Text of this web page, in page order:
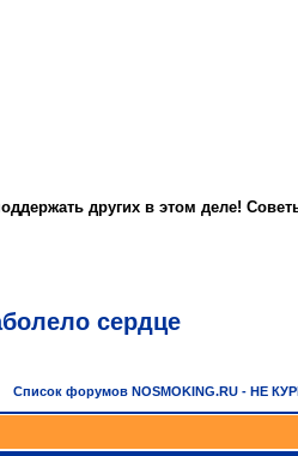
других в этом деле!
сердце
Список форумов NOSMOKING.RU - НЕ